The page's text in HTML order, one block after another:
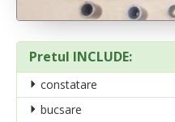
Pretul INCLUDE:
constatare
bucsare